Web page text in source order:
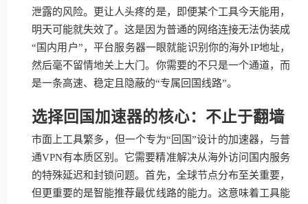
泄露的风险。更让人头疼的是，即便某个工具今天能用，
明天可能就失效了。这是因为普通的网络连接无法伪装成
“国内用户”，平台服务器一眼就能识别你的海外IP地址，
然后毫不留情地关上大门。你需要的不只是一个通道，而
是一条高速、稳定且隐蔽的“专属回国线路”。
选择回国加速器的核心：不止于翻墙
市面上工具繁多，但一个专为“回国”设计的加速器，与普
通VPN有本质区别。它需要精准解决从海外访问国内服务
的特殊延迟和封锁问题。首先，全球节点分布至关重要，
但更重要的是智能推荐最优线路的能力。这意味着工具能